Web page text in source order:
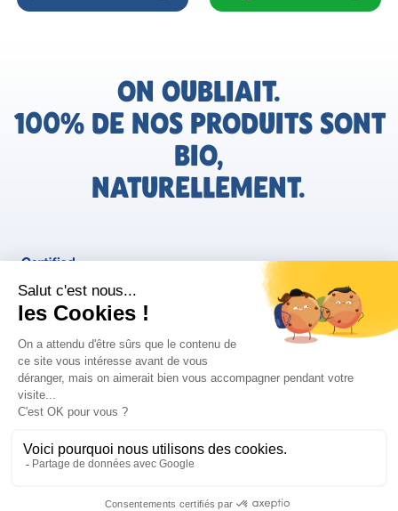
ON OUBLIAIT.
100% DE NOS PRODUITS SONT
BIO,
NATURELLEMENT.
FR
Bjorg pour les pros
Politique de confidentialité
Instagram Facebook
Retrouvez les informations AGEC de nos produits sur le site